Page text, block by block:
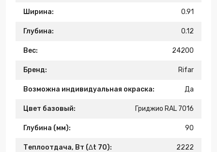
Ширина: 0.91
Глубина: 0.12
Вес: 24200
Бренд: Rifar
Возможна индивидуальная окраска: Да
Цвет базовый: Гриджио RAL 7016
Глубина (мм): 90
Теплоотдача, Вт (∆t 70): 2222